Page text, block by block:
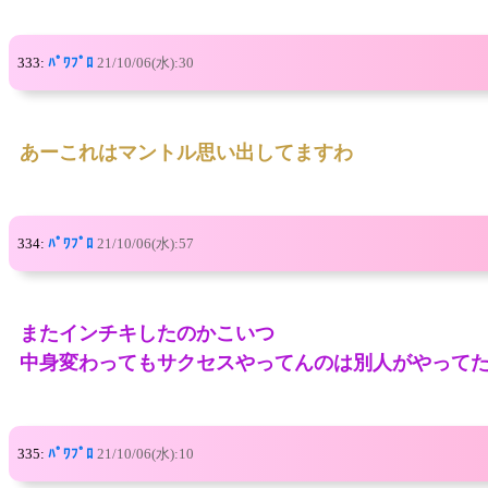
333: ﾊﾟﾜﾌﾟﾛ 21/10/06(水):30
あーこれはマントル思い出してますわ
334: ﾊﾟﾜﾌﾟﾛ 21/10/06(水):57
またインチキしたのかこいつ
中身変わってもサクセスやってんのは別人がやって
335: ﾊﾟﾜﾌﾟﾛ 21/10/06(水):10